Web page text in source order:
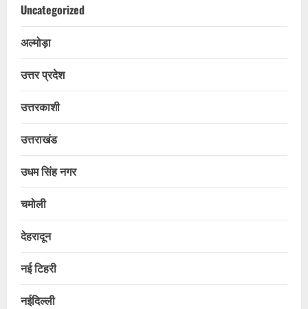
Uncategorized
अल्मोड़ा
उत्तर प्रदेश
उत्तरकाशी
उत्तराखंड
उधम सिंह नगर
चमोली
देहरादून
नई टिहरी
नईदिल्ली